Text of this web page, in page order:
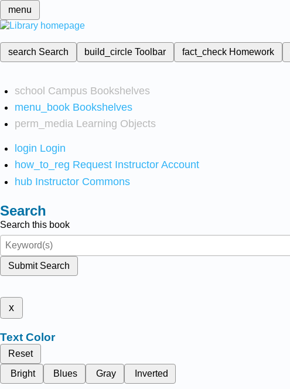
menu
search Search build_circleToolbar fact_check Homework
school Campus Bookshelves
menu_book Bookshelves
perm_media Learning Objects
login Login
how_to_reg Request Instructor Account
hub Instructor Commons
Search
Search this book
Submit Search
x
Text Color
Reset
Bright
Blues Gray Inverted